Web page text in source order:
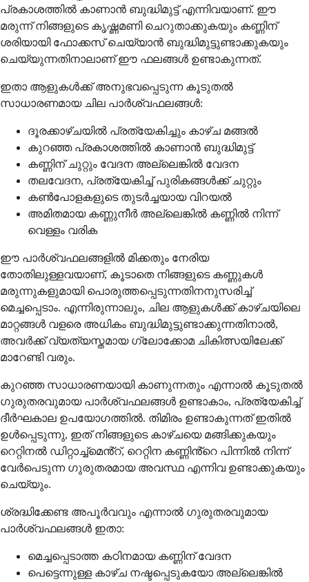
പ്രകാശത്തിൽ കാണാൻ ബുദ്ധിമുട്ട് എന്നിവയാണ്. ഈ
മരുന്ന് നിങ്ങളുടെ കൃഷ്ണമണി ചെറുതാക്കുകയും കണ്ണിന്
ശരിയായി ഫോക്കസ് ചെയ്യാൻ ബുദ്ധിമുട്ടുണ്ടാക്കുകയും
ചെയ്യുന്നതിനാലാണ് ഈ ഫലങ്ങൾ ഉണ്ടാകുന്നത്.
ഇതാ ആളുകൾക്ക് അനുഭവപ്പെടുന്ന കൂടുതൽ
സാധാരണമായ ചില പാർശ്വഫലങ്ങൾ:
ദൂരക്കാഴ്ചയിൽ പ്രത്യേകിച്ചും കാഴ്ച മങ്ങൽ
കുറഞ്ഞ പ്രകാശത്തിൽ കാണാൻ ബുദ്ധിമുട്ട്
കണ്ണിന് ചുറ്റും വേദന അല്ലെങ്കിൽ വേദന
തലവേദന, പ്രത്യേകിച്ച് പുരികങ്ങൾക്ക് ചുറ്റും
കൺപോളകളുടെ തുടർച്ചയായ വിറയൽ
അമിതമായ കണ്ണുനീർ അല്ലെങ്കിൽ കണ്ണിൽ നിന്ന്
വെള്ളം വരിക
ഈ പാർശ്വഫലങ്ങളിൽ മിക്കതും നേരിയ
തോതിലുള്ളവയാണ്, കൂടാതെ നിങ്ങളുടെ കണ്ണുകൾ
മരുന്നുകളുമായി പൊരുത്തപ്പെടുന്നതിനനുസരിച്ച്
മെച്ചപ്പെടാം. എന്നിരുന്നാലും, ചില ആളുകൾക്ക് കാഴ്ചയിലെ
മാറ്റങ്ങൾ വളരെ അധികം ബുദ്ധിമുട്ടുണ്ടാക്കുന്നതിനാൽ,
അവർക്ക് വ്യത്യസ്തമായ ഗ്ലോക്കോമ ചികിത്സയിലേക്ക്
മാറേണ്ടി വരും.
കുറഞ്ഞ സാധാരണയായി കാണുന്നതും എന്നാൽ കൂടുതൽ
ഗുരുതരവുമായ പാർശ്വഫലങ്ങൾ ഉണ്ടാകാം, പ്രത്യേകിച്ച്
ദീർഘകാല ഉപയോഗത്തിൽ. തിമിരം ഉണ്ടാകുന്നത് ഇതിൽ
ഉൾപ്പെടുന്നു, ഇത് നിങ്ങളുടെ കാഴ്ചയെ മങ്ങിക്കുകയും
റെറ്റിനൽ ഡിറ്റാച്ച്മെൻ്റ്, റെറ്റിന കണ്ണിൻ്റെ പിന്നിൽ നിന്ന്
വേർപെടുന്ന ഗുരുതരമായ അവസ്ഥ എന്നിവ ഉണ്ടാക്കുകയും
ചെയ്യും.
ശ്രദ്ധിക്കേണ്ട അപൂർവവും എന്നാൽ ഗുരുതരവുമായ
പാർശ്വഫലങ്ങൾ ഇതാ:
മെച്ചപ്പെടാത്ത കഠിനമായ കണ്ണിന് വേദന
പെട്ടെന്നുള്ള കാഴ്ച നഷ്ടപ്പെടുകയോ അല്ലെങ്കിൽ